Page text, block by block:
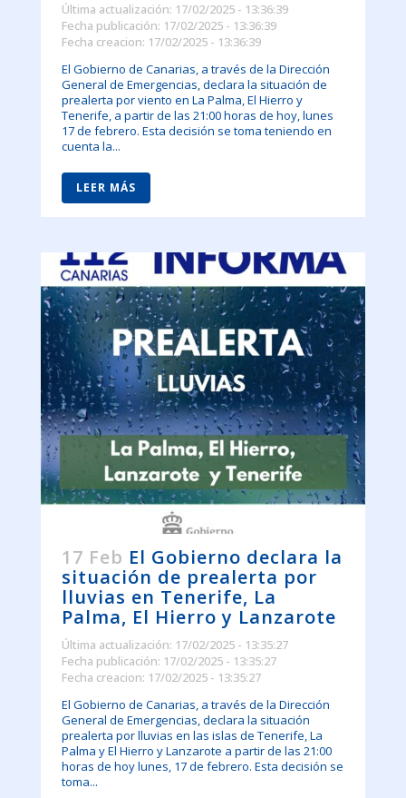
Última actualización: 17/02/2025 - 13:36:39
Fecha publicación: 17/02/2025 - 13:36:39
Fecha creacion: 17/02/2025 - 13:36:39
El Gobierno de Canarias, a través de la Dirección
General de Emergencias, declara la situación de
prealerta por viento en La Palma, El Hierro y
Tenerife, a partir de las 21:00 horas de hoy, lunes
17 de febrero. Esta decisión se toma teniendo en
cuenta la...
LEER MÁS
17 Feb El Gobierno declara la
situación de prealerta por
lluvias en Tenerife, La
Palma, El Hierro y Lanzarote
Última actualización: 17/02/2025 - 13:35:27
Fecha publicación: 17/02/2025 - 13:35:27
Fecha creacion: 17/02/2025 - 13:35:27
El Gobierno de Canarias, a través de la Dirección
General de Emergencias, declara la situación
prealerta por lluvias en las islas de Tenerife, La
Palma y El Hierro y Lanzarote a partir de las 21:00
horas de hoy lunes, 17 de febrero. Esta decisión se
toma...